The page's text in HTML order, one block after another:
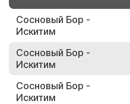
Сосновый Бор -
Искитим
Сосновый Бор -
Искитим
Сосновый Бор -
Искитим